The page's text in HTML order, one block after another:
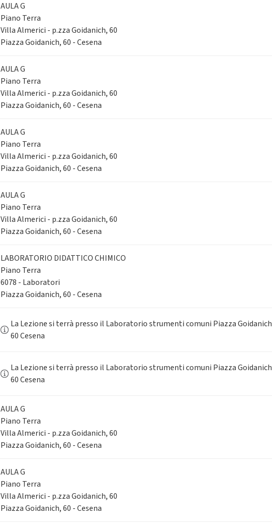
AULA G
Piano Terra
Villa Almerici - p.zza Goidanich, 60
Piazza Goidanich, 60 - Cesena
AULA G
Piano Terra
Villa Almerici - p.zza Goidanich, 60
Piazza Goidanich, 60 - Cesena
AULA G
Piano Terra
Villa Almerici - p.zza Goidanich, 60
Piazza Goidanich, 60 - Cesena
AULA G
Piano Terra
Villa Almerici - p.zza Goidanich, 60
Piazza Goidanich, 60 - Cesena
LABORATORIO DIDATTICO CHIMICO
Piano Terra
6078 - Laboratori
Piazza Goidanich, 60 - Cesena
La Lezione si terrà presso il Laboratorio strumenti comuni Piazza Goidanich
60 Cesena
La Lezione si terrà presso il Laboratorio strumenti comuni Piazza Goidanich
60 Cesena
AULA G
Piano Terra
Villa Almerici - p.zza Goidanich, 60
Piazza Goidanich, 60 - Cesena
AULA G
Piano Terra
Villa Almerici - p.zza Goidanich, 60
Piazza Goidanich, 60 - Cesena